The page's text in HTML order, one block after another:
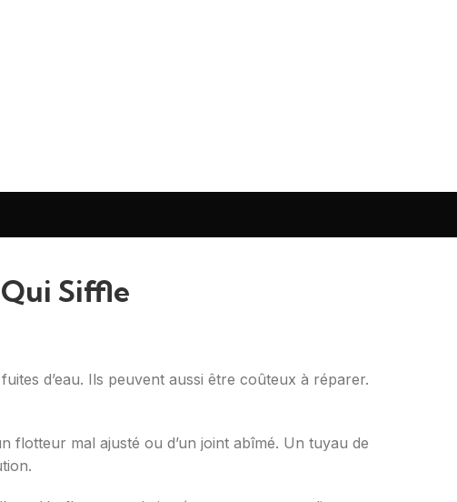
Qui Siffle
d’eau. Ils peuvent aussi être coûteux à réparer.
flotteur mal ajusté ou d’un joint abîmé. Un tuyau de